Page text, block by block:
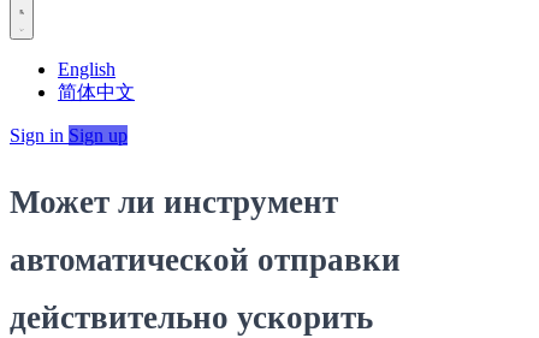
English
简体中文
Sign in Sign up
Может ли инструмент
автоматической отправки
действительно ускорить